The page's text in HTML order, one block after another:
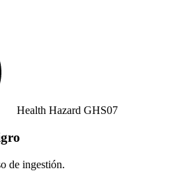
Health Hazard GHS07
de ingestión.